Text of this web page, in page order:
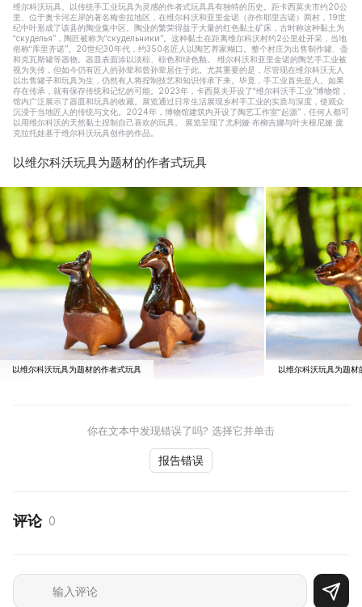
维尔科沃玩具。以传统手工业玩具为灵感的作者式玩具具有独特的历史。距卡西莫夫市约20公
里、位于奥卡河左岸的著名梅舍拉地区，在维尔科沃和亚里金诺（亦作耶里吉诺）两村，19世
纪中叶形成了该县的陶业集中区。陶业的繁荣得益于大量的红色黏土矿床，古时称这种黏土为
“скуделья”，陶匠被称为“скудельники”。这种黏土在距离维尔科沃村约2公里处开采，当地
俗称“库里齐诺”。20世纪30年代，约350名匠人以陶艺养家糊口。整个村庄为出售制作罐、壶
和克瓦斯罐等器物。器皿表面涂以淡棕、棕色和绿色釉。 维尔科沃和亚里金诺的陶艺手工业被
视为失传，但如今仍有匠人的孙辈和曾孙辈居住于此。尤其重要的是，尽管现在维尔科沃无人
以出售罐子和玩具为生，仍然有人将捏制技艺和知识传承下来。毕竟，手工业首先是人。如果
存在传承，就有保存传统和记忆的可能。2023年，卡西莫夫开设了“维尔科沃手工业”博物馆，
馆内广泛展示了器皿和玩具的收藏。展览通过日常生活展现乡村手工业的实质与深度，使观众
沉浸于当地匠人的传统与文化。2024年，博物馆建筑内开设了陶艺工作室“起源”，任何人都可
以用维尔科沃的天然黏土捏制自己喜欢的玩具。 展览呈现了尤利娅·布柳吉娜与叶夫根尼娅·庞
克拉托娃基于维尔科沃玩具创作的作品。
以维尔科沃玩具为题材的作者式玩具
以维尔科沃玩具为题材的作者式玩具 以维尔科沃玩具为题材
你在文本中发现错误了吗? 选择它并单击
报告错误
评论 0